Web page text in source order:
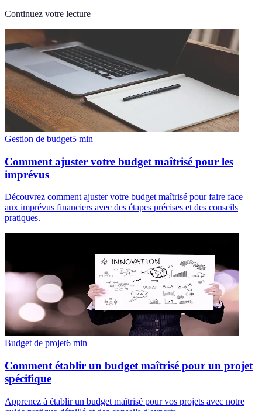
Continuez votre lecture
Gestion de budget5 min
Comment ajuster votre budget maîtrisé pour les
imprévus
Découvrez comment ajuster votre budget maîtrisé pour faire face
aux imprévus financiers avec des étapes précises et des conseils
pratiques.
Budget de projet6 min
Comment établir un budget maîtrisé pour un projet
spécifique
Apprenez à établir un budget maîtrisé pour vos projets avec notre